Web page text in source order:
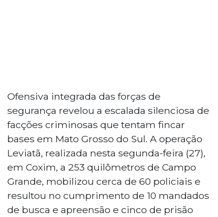
Ofensiva integrada das forças de
segurança revelou a escalada silenciosa de
facções criminosas que tentam fincar
bases em Mato Grosso do Sul. A operação
Leviatã, realizada nesta segunda-feira (27),
em Coxim, a 253 quilômetros de Campo
Grande, mobilizou cerca de 60 policiais e
resultou no cumprimento de 10 mandados
de busca e apreensão e cinco de prisão